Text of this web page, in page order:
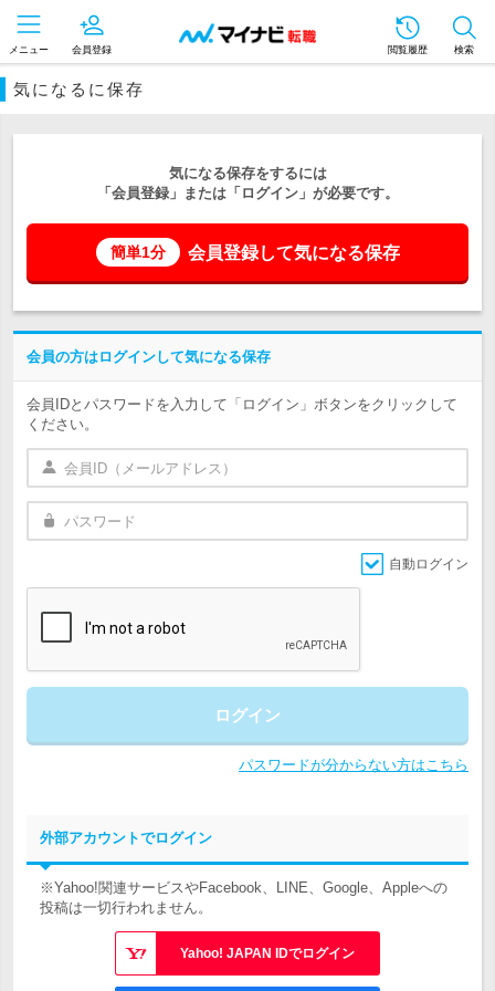
メニュー 会員登録 閲覧履歴 検索
気になるに保存
気になる保存をするには
「会員登録」または「ログイン」が必要です。
簡単1分 会員登録して気になる保存
会員の方はログインして気になる保存
会員IDとパスワードを入力して「ログイン」ボタンをクリックして
ください。
自動ログイン
ログイン
パスワードが分からない方はこちら
外部アカウントでログイン
※Yahoo!関連サービスやFacebook、LINE、Google、Appleへの
投稿は一切行われません。
Yahoo! JAPAN IDでログイン